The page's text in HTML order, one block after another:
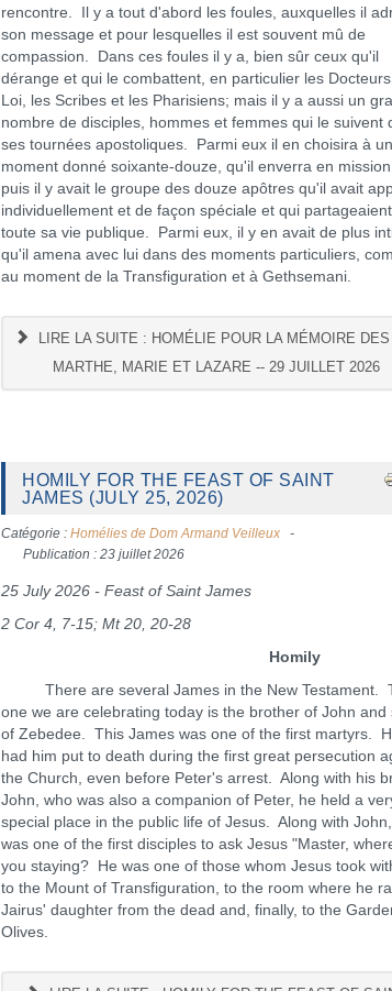
rencontre. Il y a tout d'abord les foules, auxquelles il
son message et pour lesquelles il est souvent mû de
compassion. Dans ces foules il y a, bien sûr ceux qu'il
dérange et qui le combattent, en particulier les
Loi, les Scribes et les Pharisiens; mais il y a aussi un
nombre de disciples, hommes et femmes qui le suivent
ses tournées apostoliques. Parmi eux il en choisira à un
moment donné soixante-douze, qu'il enverra en
puis il y avait le groupe des douze apôtres qu'il avait
individuellement et de façon spéciale et qui partageaient
toute sa vie publique. Parmi eux, il y en avait de plus
qu'il amena avec lui dans des moments particuliers,
au moment de la Transfiguration et à Gethsemani.
LIRE LA SUITE : HOMÉLIE POUR LA MÉMOIRE
MARTHE, MARIE ET LAZARE -- 29 JUILLET 2026
HOMILY FOR THE FEAST OF SAINT
JAMES (JULY 25, 2026)
Catégorie :Homélies de Dom Armand Veilleux
Publication : 23 juillet 2026
25 July 2026 - Feast of Saint James
2 Cor 4, 7-15; Mt 20, 20-28
Homily
There are several James in the New Testament.
one we are celebrating today is the brother of John and
of Zebedee. This James was one of the first martyrs.
had him put to death during the first great persecution
the Church, even before Peter's arrest. Along with his
John, who was also a companion of Peter, he held a
special place in the public life of Jesus. Along with
was one of the first disciples to ask Jesus "Master,
you staying? He was one of those whom Jesus took
to the Mount of Transfiguration, to the room where he
Jairus' daughter from the dead and, finally, to the
Olives.